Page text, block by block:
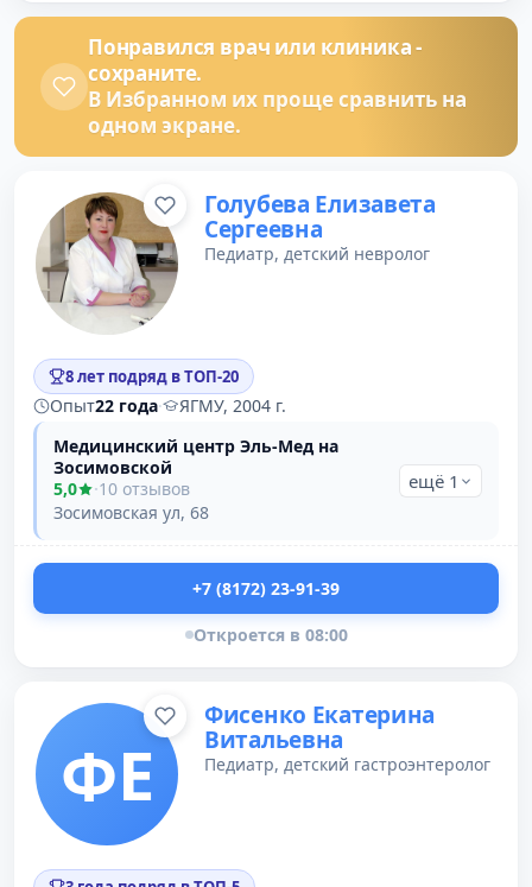
Понравился врач или клиника -
сохраните.
В Избранном их проще сравнить на
одном экране.
Голубева Елизавета
Сергеевна
Педиатр, детский невролог
8 лет подряд в ТОП-20
Опыт22 года·
ЯГМУ, 2004 г.
Медицинский центр Эль-Мед на
Зосимовской
5,0
·10 отзывов
Зосимовская ул, 68
ещё 1
+7 (8172) 23-91-39
Откроется в 08:00
ФЕ
Фисенко Екатерина
Витальевна
Педиатр, детский гастроэнтеролог